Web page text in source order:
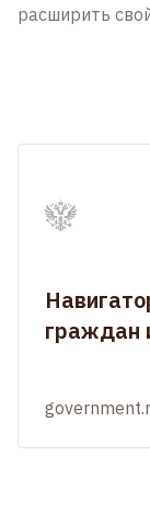
расширить
граждан